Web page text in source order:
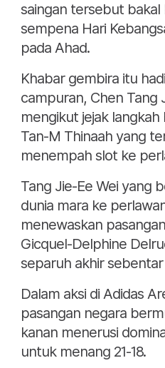
saingan tersebut bakal
sempena Hari
pada Ahad.
Khabar gembira itu
campuran, Chen Tang
mengikut jejak
Tan-M Thinaah yang
menempah slot ke
Tang Jie-Ee Wei yang
dunia mara ke
menewaskan
Gicquel-Delphine
separuh akhir sebentar
Dalam aksi di Adidas
pasangan negara
kanan menerusi
untuk menang 21-18.